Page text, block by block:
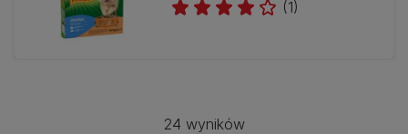
(1)
24 wyników